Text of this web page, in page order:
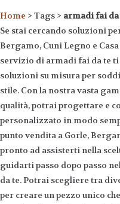
Home > Tags > armadi fai
Se stai cercando soluzioni
Bergamo, Cuni Legno e
servizio di armadi fai da te
soluzioni su misura per
stile. Con la nostra vasta
qualità, potrai progettare e
personalizzato in modo
punto vendita a Gorle,
pronto ad assisterti nella
guidarti passo dopo passo
da te. Potrai scegliere tra
per creare un pezzo unico